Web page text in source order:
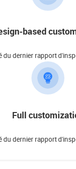
based
du dernier rapport
Full
du dernier rapport